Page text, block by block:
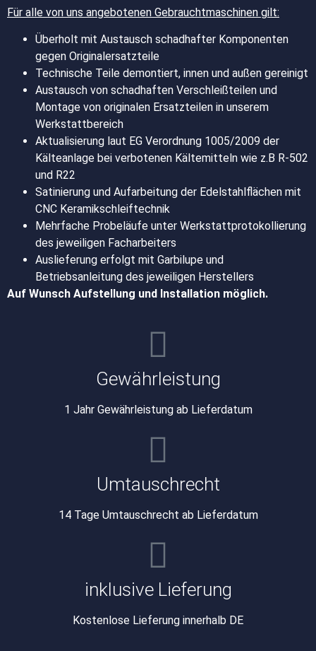
Für alle von uns angebotenen Gebrauchtmaschinen gilt:
Überholt mit Austausch schadhafter Komponenten
gegen Originalersatzteile
Technische Teile demontiert, innen und außen gereinigt
Austausch von schadhaften Verschleißteilen und
Montage von originalen Ersatzteilen in unserem
Werkstattbereich
Aktualisierung laut EG Verordnung 1005/2009 der
Kälteanlage bei verbotenen Kältemitteln wie z.B R-502
und R22
Satinierung und Aufarbeitung der Edelstahlflächen mit
CNC Keramikschleiftechnik
Mehrfache Probeläufe unter Werkstattprotokollierung
des jeweiligen Facharbeiters
Auslieferung erfolgt mit Garbilupe und
Betriebsanleitung des jeweiligen Herstellers
Auf Wunsch Aufstellung und Installation möglich.
Gewährleistung
1 Jahr Gewährleistung ab Lieferdatum
Umtauschrecht
14 Tage Umtauschrecht ab Lieferdatum
inklusive Lieferung
Kostenlose Lieferung innerhalb DE